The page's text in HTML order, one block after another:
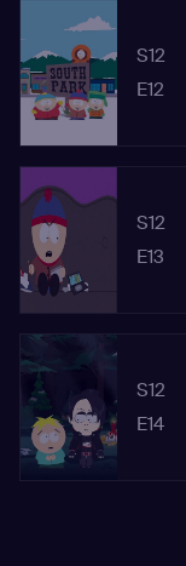
S12
E12
S12
E13
S12
E14